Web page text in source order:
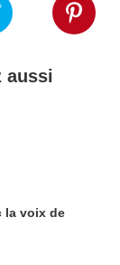
aussi
la voix de